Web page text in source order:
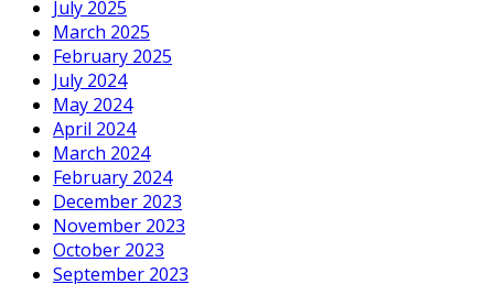
July 2025
March 2025
February 2025
July 2024
May 2024
April 2024
March 2024
February 2024
December 2023
November 2023
October 2023
September 2023